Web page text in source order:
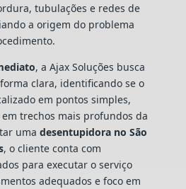
tubulações e redes de
a origem do problema
, a Ajax Soluções busca
clara, identificando se o
em pontos simples,
trechos mais profundos da
uma desentupidora no São
, o cliente conta com
para executar o serviço
adequados e foco em